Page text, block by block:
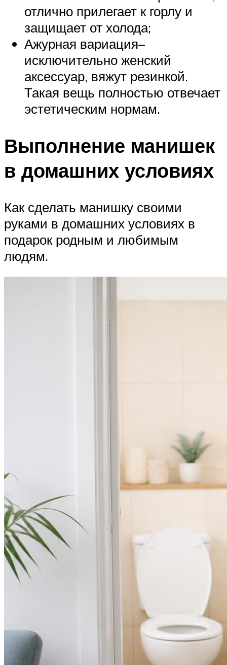
отлично прилегает к горлу и
защищает от холода;
Ажурная вариация–
исключительно женский
аксессуар, вяжут резинкой.
Такая вещь полностью отвечает
эстетическим нормам.
Выполнение манишек
в домашних условиях
Как сделать манишку своими
руками в домашних условиях в
подарок родным и любимым
людям.